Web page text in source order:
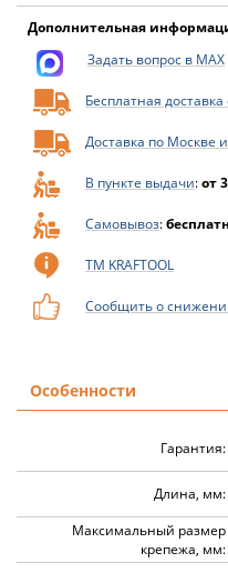
Дополнительная
Задать вопрос в MAX
Бесплатная доставка
Доставка по Москве
В пункте выдачи:от
Самовывоз:
ТМ KRAFTOOL
Сообщить о
Особенности
Гарантия:
Длина, мм:
Максимальный размер
крепежа, мм: